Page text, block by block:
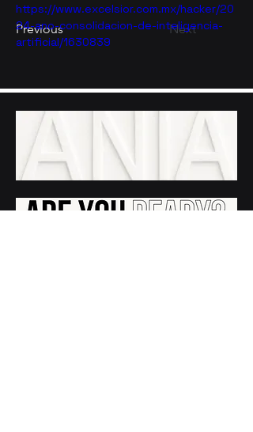
Previous Next
https://www.excelsior.com.mx/hacker/20
24-ano-consolidacion-de-inteligencia-
artificial/1630839